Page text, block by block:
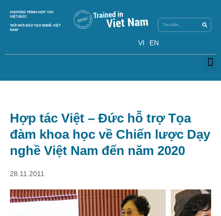
CHƯƠNG TRÌNH HỢP TÁC
VIỆT-ĐỨC
‘ĐỔI MỚI ĐÀO TẠO NGHỀ VIỆT
NAM’
VI EN
Hợp tác Việt – Đức hỗ trợ Tọa
đàm khoa học về Chiến lược Dạy
nghề Việt Nam đến năm 2020
28.11.2011